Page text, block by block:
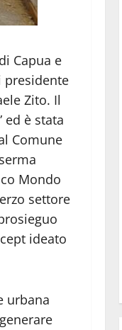
Capua e
presidente
Zito. Il
ed è stata
Comune
Mondo
settore
ideato
urbana